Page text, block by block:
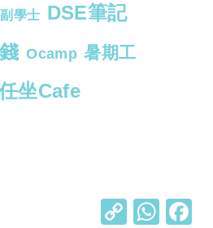
副學士 DSE筆記
Ocamp 暑期工
坐Cafe
C W